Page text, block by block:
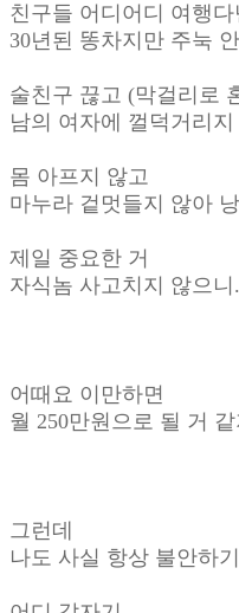
친구들 어디어디 여행
30년된 똥차지만 주눅
술친구 끊고 (막걸리로
남의 여자에 껄덕거리
몸 아프지 않고
마누라 겉멋들지 않아
제일 중요한 거
자식놈 사고치지 않으니
어때요 이만하면
월 250만원으로 될 거
그런데
나도 사실 항상 불안하